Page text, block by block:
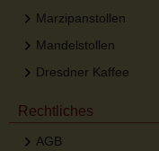
Marzipanstollen
Mandelstollen
Dresdner Kaffee
Rechtliches
AGB